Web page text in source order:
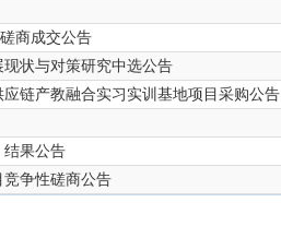
商成交公告
状与对策研究中选公告
链产教融合实习实训基地项目采购公告
结果公告
争性磋商公告